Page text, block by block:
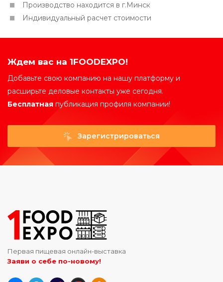
Производство находится в г.Минск
Индивидуальный расчет стоимости
Ждем вас на 1FOODEXPO!
Добавьте свою компанию на нашу платформу и
расширьте деловые контакты уже сегодня.
Бесплатная публикация профиля компании!
Зарегистрироваться
Первая пищевая онлайн-выставка
Заяви о себе по-новому!